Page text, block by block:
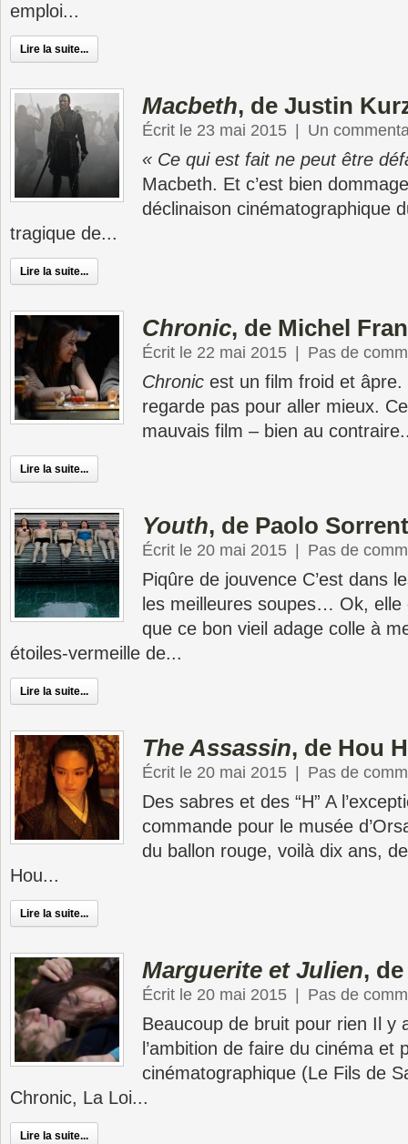
emploi...
Lire la suite...
Macbeth, de Justin
Écrit le 23 mai 2015 Un
« Ce qui est fait ne peut être
Macbeth. Et c’est bien
déclinaison cinématographique
tragique de...
Lire la suite...
Chronic, de Michel
Écrit le 22 mai 2015 Pas de
Chronic est un film froid et âpre.
regarde pas pour aller mieux.
mauvais film – bien au
Lire la suite...
Youth, de Paolo
Écrit le 20 mai 2015 Pas de
Piqûre de jouvence C’est dans
les meilleures soupes… Ok, elle
que ce bon vieil adage colle à
étoiles-vermeille de...
Lire la suite...
The Assassin, de Hou
Écrit le 20 mai 2015 Pas de
Des sabres et des “H” A
commande pour le musée
du ballon rouge, voilà dix ans,
Hou...
Lire la suite...
Marguerite et Julien,
Écrit le 20 mai 2015 Pas de
Beaucoup de bruit pour rien Il y
l’ambition de faire du cinéma et
cinématographique (Le Fils de
Chronic, La Loi...
Lire la suite...